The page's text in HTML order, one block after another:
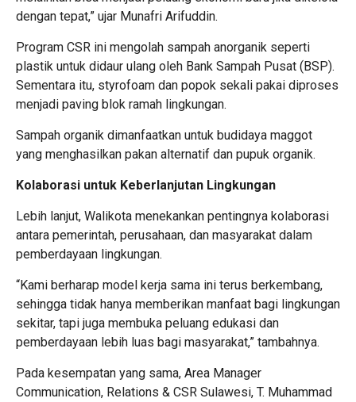
dengan tepat,” ujar Munafri Arifuddin.
Program CSR ini mengolah sampah anorganik seperti
plastik untuk didaur ulang oleh Bank Sampah Pusat (BSP).
Sementara itu, styrofoam dan popok sekali pakai diproses
menjadi paving blok ramah lingkungan.
Sampah organik dimanfaatkan untuk budidaya maggot
yang menghasilkan pakan alternatif dan pupuk organik.
Kolaborasi untuk Keberlanjutan Lingkungan
Lebih lanjut, Walikota menekankan pentingnya kolaborasi
antara pemerintah, perusahaan, dan masyarakat dalam
pemberdayaan lingkungan.
“Kami berharap model kerja sama ini terus berkembang,
sehingga tidak hanya memberikan manfaat bagi lingkungan
sekitar, tapi juga membuka peluang edukasi dan
pemberdayaan lebih luas bagi masyarakat,” tambahnya.
Pada kesempatan yang sama, Area Manager
Communication, Relations & CSR Sulawesi, T. Muhammad